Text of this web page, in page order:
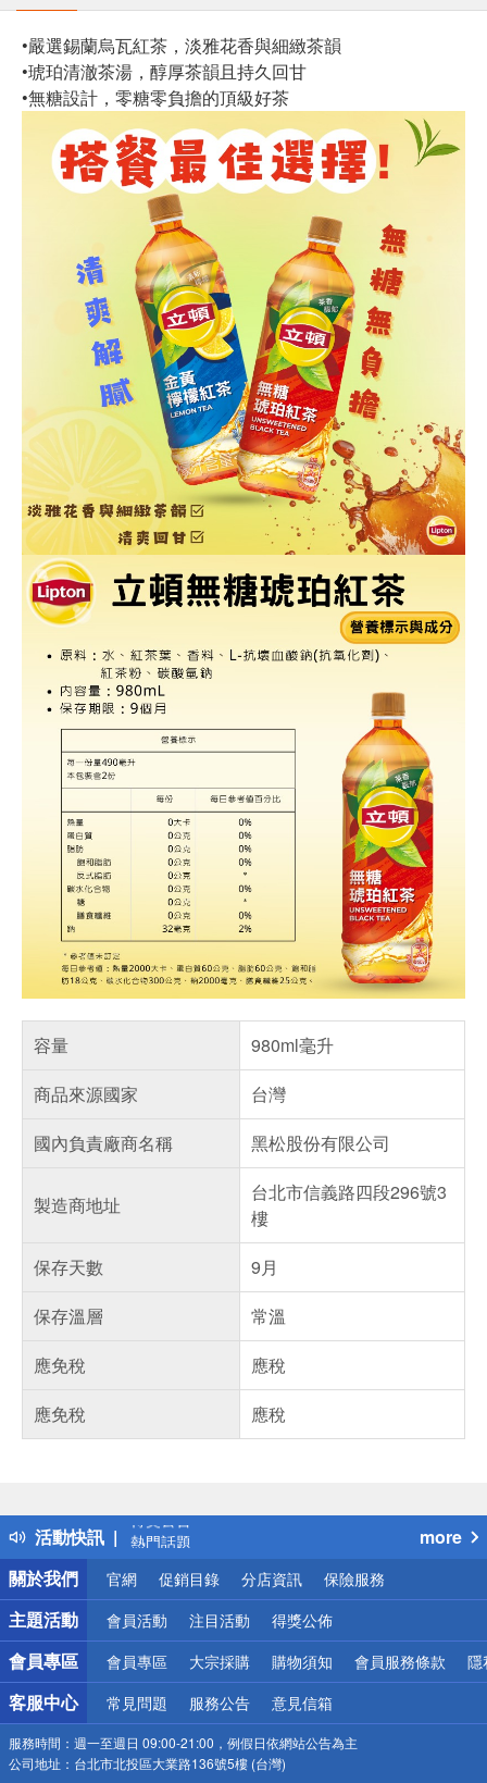
•嚴選錫蘭烏瓦紅茶，淡雅花香與細緻茶韻
•琥珀清澈茶湯，醇厚茶韻且持久回甘
•無糖設計，零糖零負擔的頂級好茶
容量
980ml毫升
商品來源國家
台灣
國內負責廠商名稱
黑松股份有限公司
製造商地址
台北市信義路四段296號3
樓
保存天數
9月
保存溫層
常溫
應免稅
應稅
應免稅
應稅
活動快訊
得獎公告
熱門話題
銀行優惠
偏遠地區配送
詐騙網頁！請小心！
more
關於我們
官網 促銷目錄 分店資訊 保險服務
主題活動 會員活動 注目活動 得獎公佈
會員專區 會員專區 大宗採購 購物須知 會員服務條款 隱
客服中心 常見問題 服務公告 意見信箱
服務時間： 週一至週日 09:00-21:00，例假日依網站公告為主
公司地址： 台北市北投區大業路136號5樓 (台灣)